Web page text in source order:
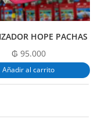
HOPE PACHAS
₲ 95.000
Añadir al carrito